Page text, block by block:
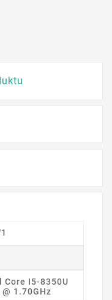
Core I5-8350U
@ 1.70GHz